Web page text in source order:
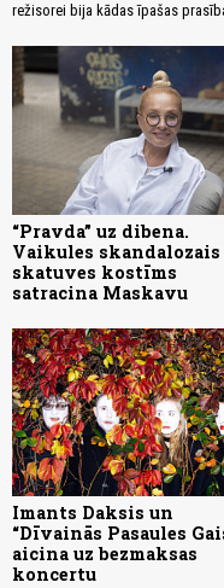
režisorei bija kādas īpašas
“Pravda” uz dibena.
Vaikules skandalozais
skatuves kostīms
satracina Maskavu
Imants Daksis un
“Dīvainās Pasaules
aicina uz bezmaksas
koncertu